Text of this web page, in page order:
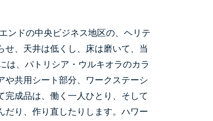
ンドの中央ビジネス地区の、ヘリテ
、天井は低くし、床は磨いて、当
は、パトリシア・ウルキオラのカラ
共用シート部分、ワークステーシ
完成品は、働く一人ひとり、そして
だり、作り直したりします。ハワー